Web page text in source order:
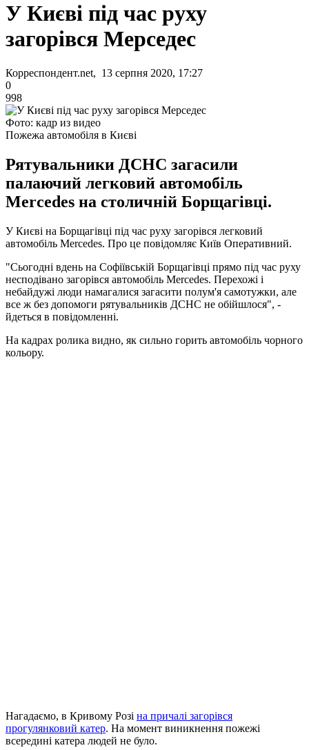
У Києві під час руху
загорівся Мерседес
Корреспондент.net, 13 серпня 2020, 17:27
0
998
Фото: кадр из видео
Пожежа автомобіля в Києві
Рятувальники ДСНС загасили
палаючий легковий автомобіль
Mercedes на столичній Борщагівці.
У Києві на Борщагівці під час руху загорівся легковий
автомобіль Mercedes. Про це повідомляє Київ Оперативний.
"Сьогодні вдень на Софіївській Борщагівці прямо під час руху
несподівано загорівся автомобіль Mercedes. Перехожі і
небайдужі люди намагалися загасити полум'я самотужки, але
все ж без допомоги рятувальників ДСНС не обійшлося", -
йдеться в повідомленні.
На кадрах ролика видно, як сильно горить автомобіль чорного
кольору.
Нагадаємо, в Кривому Розі на причалі загорівся
прогулянковий катер. На момент виникнення пожежі
всередині катера людей не було.